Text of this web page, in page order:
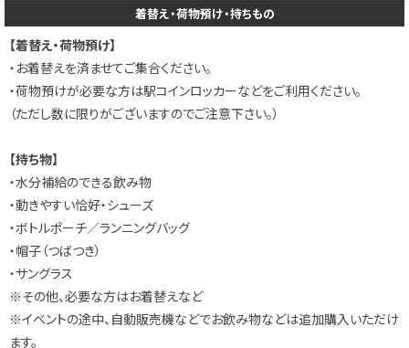
着替え・荷物預け・持ちもの
【着替え・荷物預け】
・お着替えを済ませてご集合ください。
・荷物預けが必要な方は駅コインロッカーなどをご利用ください。
（ただし数に限りがございますのでご注意下さい。）
【持ち物】
・水分補給のできる飲み物
・動きやすい恰好・シューズ
・ボトルポーチ／ランニングバッグ
・帽子（つばつき）
・サングラス
※その他、必要な方はお着替えなど
※イベントの途中、自動販売機などでお飲み物などは追加購入いただけ
ます。